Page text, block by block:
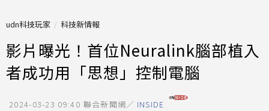
udn科技玩家 科技新情報
影片曝光！首位Neuralink腦部植入
者成功用「思想」控制電腦
2024-03-23 09:40 聯合新聞網／ INSIDE